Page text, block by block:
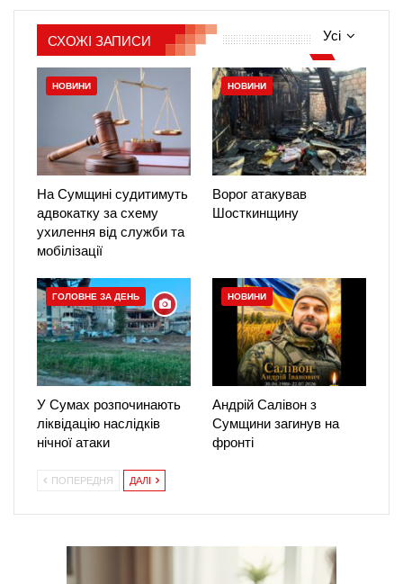
Усі
СХОЖІ ЗАПИСИ
НОВИНИ
На Сумщині судитимуть
адвокатку за схему
ухилення від служби та
мобілізації
НОВИНИ
Ворог атакував
Шосткинщину
ГОЛОВНЕ ЗА ДЕНЬ
У Сумах розпочинають
ліквідацію наслідків
нічної атаки
НОВИНИ
Андрій Салівон з
Сумщини загинув на
фронті
ПОПЕРЕДНЯ ДАЛІ